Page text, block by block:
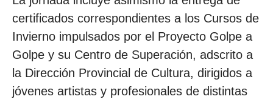
certificados correspondientes a los Cursos de
Invierno impulsados por el Proyecto Golpe a
Golpe y su Centro de Superación, adscrito a
la Dirección Provincial de Cultura, dirigidos a
jóvenes artistas y profesionales de distintas